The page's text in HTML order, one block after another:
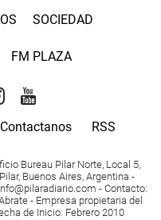
SOCIEDAD
FM PLAZA
Contactanos RSS
Bureau Pilar Norte, Local 5,
Buenos Aires, Argentina -
- Contacto:
- Empresa propietaria del
de Inicio: Febrero 2010